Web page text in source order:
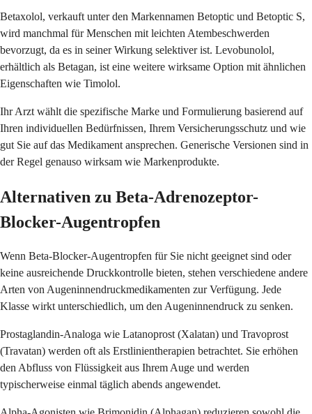
Betaxolol, verkauft unter den Markennamen Betoptic und Betoptic S,
wird manchmal für Menschen mit leichten Atembeschwerden
bevorzugt, da es in seiner Wirkung selektiver ist. Levobunolol,
erhältlich als Betagan, ist eine weitere wirksame Option mit ähnlichen
Eigenschaften wie Timolol.
Ihr Arzt wählt die spezifische Marke und Formulierung basierend auf
Ihren individuellen Bedürfnissen, Ihrem Versicherungsschutz und wie
gut Sie auf das Medikament ansprechen. Generische Versionen sind in
der Regel genauso wirksam wie Markenprodukte.
Alternativen zu Beta-Adrenozeptor-
Blocker-Augentropfen
Wenn Beta-Blocker-Augentropfen für Sie nicht geeignet sind oder
keine ausreichende Druckkontrolle bieten, stehen verschiedene andere
Arten von Augeninnendruckmedikamenten zur Verfügung. Jede
Klasse wirkt unterschiedlich, um den Augeninnendruck zu senken.
Prostaglandin-Analoga wie Latanoprost (Xalatan) und Travoprost
(Travatan) werden oft als Erstlinientherapien betrachtet. Sie erhöhen
den Abfluss von Flüssigkeit aus Ihrem Auge und werden
typischerweise einmal täglich abends angewendet.